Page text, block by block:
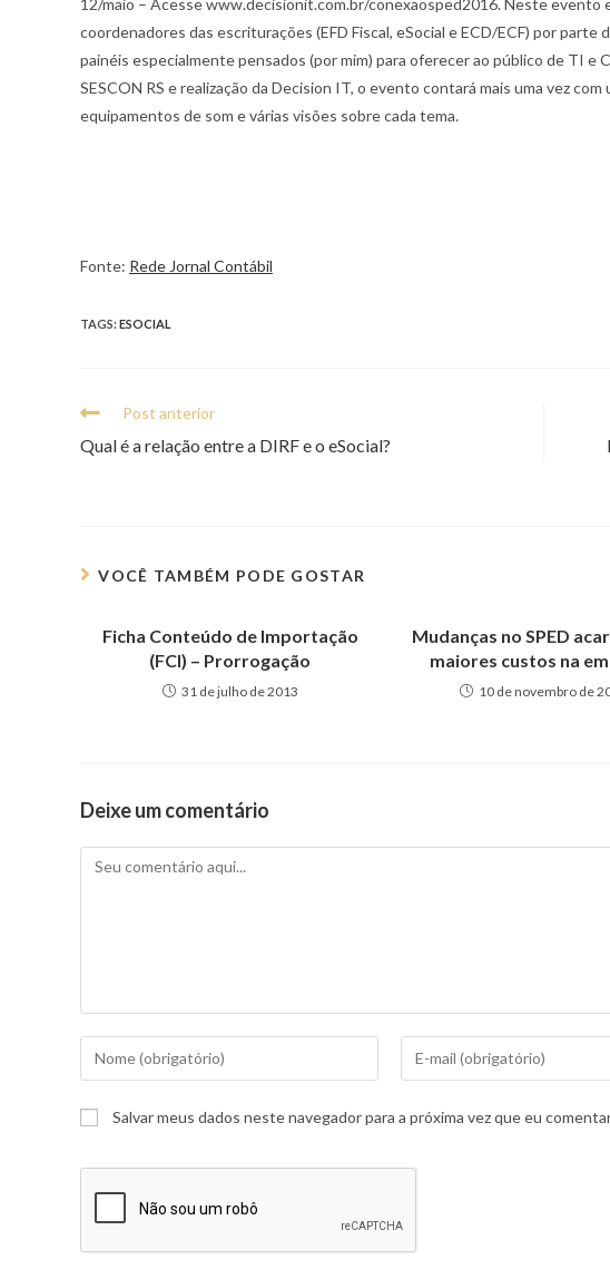
coordenadores das escriturações (EFD Fiscal, eSocial e ECD/ECF) por
painéis especialmente pensados (por mim) para oferecer ao público de TI e
SESCON RS e realização da Decision IT, o evento contará mais uma vez
equipamentos de som e várias visões sobre cada tema.
Fonte: Rede Jornal Contábil
TAGS:ESOCIAL
Post anterior
Qual é a relação entre a DIRF e o eSocial?
VOCÊ TAMBÉM PODE GOSTAR
Ficha Conteúdo de Importação
(FCI) – Prorrogação
31 de julho de 2013
Mudanças no SPED
maiores custos na
10 de novembro de
Deixe um comentário
Salvar meus dados neste navegador para a próxima vez que eu